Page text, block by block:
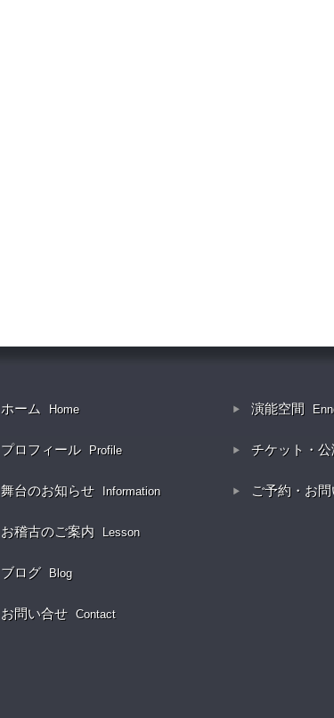
ホーム Home
プロフィール Profile
舞台のお知らせ Information
お稽古のご案内 Lesson
ブログ Blog
お問い合せ Contact
演能空間
チケット・公
ご予約・お